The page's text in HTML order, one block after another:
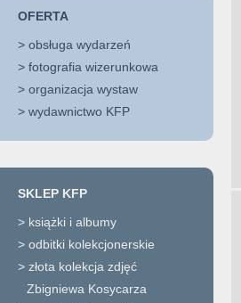
OFERTA
> obsługa wydarzeń
> fotografia wizerunkowa
> organizacja wystaw
> wydawnictwo KFP
SKLEP KFP
> książki i albumy
> odbitki kolekcjonerskie
> złota kolekcja zdjęć
Zbigniewa Kosycarza